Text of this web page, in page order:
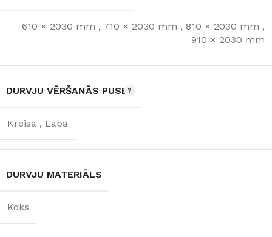
610 × 2030 mm , 710 × 2030 mm , 810 × 2030 mm ,
910 × 2030 mm
DURVJU VĒRŠANĀS PUSE
Kreisā , Labā
DURVJU MATERIĀLS
Koks